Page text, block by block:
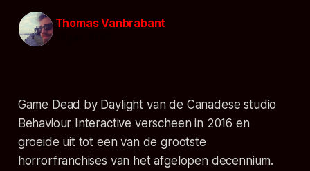
Thomas Vanbrabant
Game Dead by Daylight van de Canadese studio
Behaviour Interactive verscheen in 2016 en
groeide uit tot een van de grootste
horrorfranchises van het afgelopen decennium.